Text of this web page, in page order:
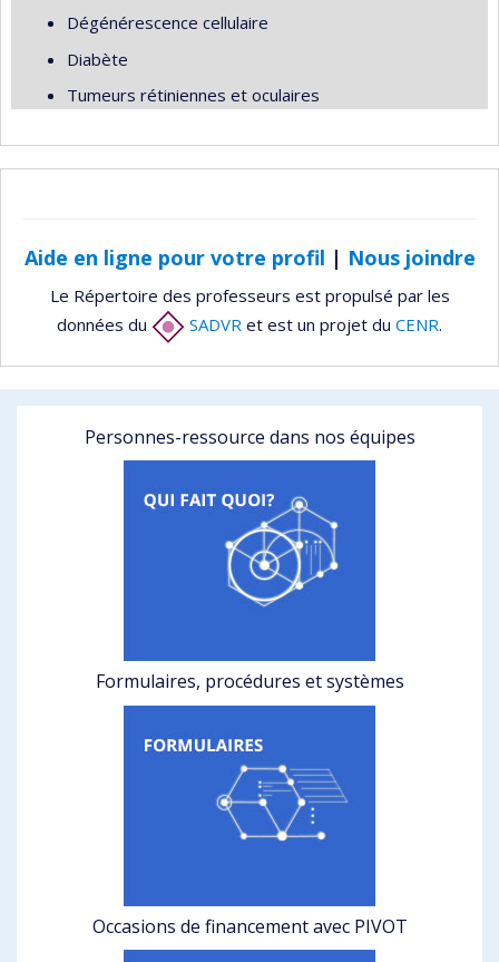
Dégénérescence cellulaire
Diabète
Tumeurs rétiniennes et oculaires
Aide en ligne pour votre profil | Nous joindre
Le Répertoire des professeurs est propulsé par les
données du
SADVR et est un projet du CENR.
Personnes-ressource dans nos équipes
Formulaires, procédures et systèmes
Occasions de financement avec PIVOT